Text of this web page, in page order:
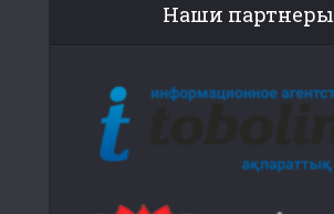
Наши партнеры